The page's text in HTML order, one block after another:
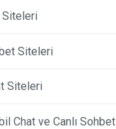
Siteleri
Siteleri
Siteleri
Chat ve Canlı Sohbet